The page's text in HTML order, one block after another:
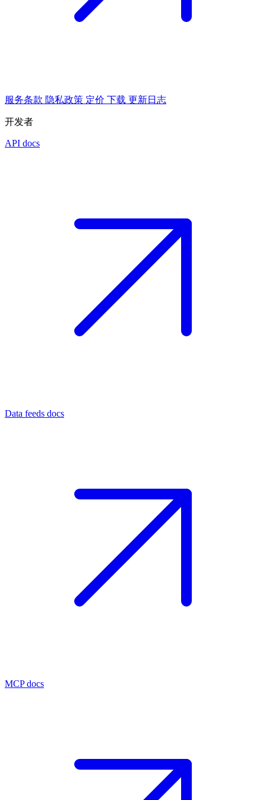
服务条款 隐私政策 定价 下载 更新日志
开发者
API docs
Data feeds docs
MCP docs